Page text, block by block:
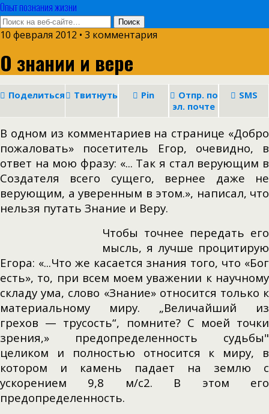
Опыт познания жизни
10 февраля 2012 • 3 комментария
О знании и вере
Поделиться Твитнуть Pin
Отпр. по
эл. почте
SMS
В одном из комментариев на странице «Добро
пожаловать» посетитель Егор, очевидно, в
ответ на мою фразу: «... Так я стал верующим в
Создателя всего сущего, вернее даже не
верующим, а уверенным в этом.», написал, что
нельзя путать Знание и Веру.
Чтобы точнее передать его
мысль, я лучше процитирую
Егора: «...Что же касается знания того, что «Бог
есть», то, при всем моем уважении к научному
складу ума, слово «Знание» относится только к
материальному миру. „Величайший из
грехов — трусость“, помните? С моей точки
зрения,» предопределенность судьбы"
целиком и полностью относится к миру, в
котором и камень падает на землю с
ускорением 9,8 м/с2. В этом его
предопределенность.